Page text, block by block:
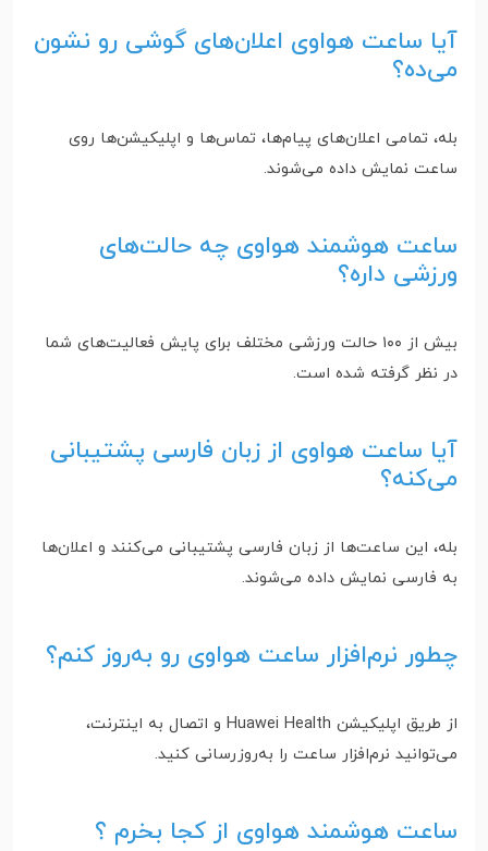
آیا ساعت هواوی اعلان‌های گوشی رو نشون
می‌ده؟
بله، تمامی اعلان‌های پیام‌ها، تماس‌ها و اپلیکیشن‌ها روی
ساعت نمایش داده می‌شوند.
ساعت هوشمند هواوی چه حالت‌های
ورزشی داره؟
بیش از ۱۰۰ حالت ورزشی مختلف برای پایش فعالیت‌های شما
در نظر گرفته شده است.
آیا ساعت هواوی از زبان فارسی پشتیبانی
می‌کنه؟
بله، این ساعت‌ها از زبان فارسی پشتیبانی می‌کنند و اعلان‌ها
به فارسی نمایش داده می‌شوند.
چطور نرم‌افزار ساعت هواوی رو به‌روز کنم؟
از طریق اپلیکیشن Huawei Health و اتصال به اینترنت،
می‌توانید نرم‌افزار ساعت را به‌روزرسانی کنید.
ساعت هوشمند هواوی از کجا بخرم ؟